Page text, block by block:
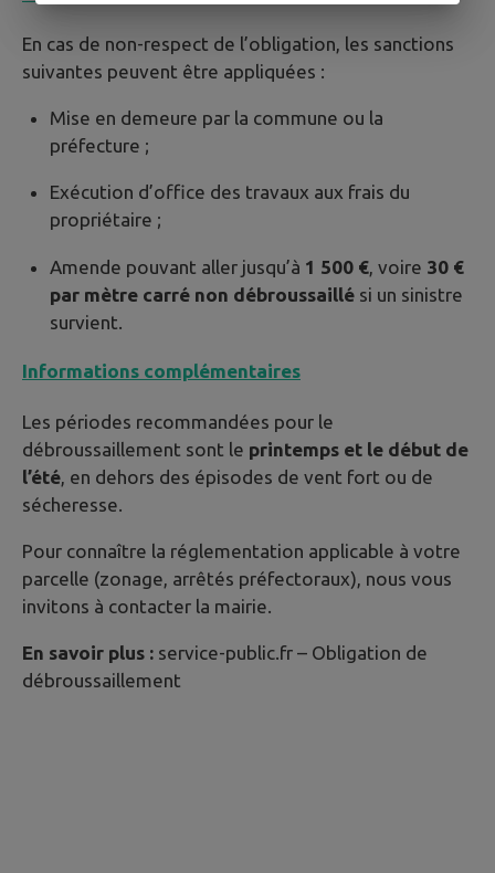
En cas de non-respect de l’obligation, les sanctions
suivantes peuvent être appliquées :
Mise en demeure par la commune ou la
préfecture ;
Exécution d’office des travaux aux frais du
propriétaire ;
Amende pouvant aller jusqu’à 1 500 € , voire 30 €
par mètre carré non débroussaillé si un sinistre
survient.
Informations complémentaires
Les périodes recommandées pour le
débroussaillement sont le printemps et le début de
l’été, en dehors des épisodes de vent fort ou de
sécheresse.
Pour connaître la réglementation applicable à votre
parcelle (zonage, arrêtés préfectoraux), nous vous
invitons à contacter la mairie.
En savoir plus : service-public.fr – Obligation de
débroussaillement